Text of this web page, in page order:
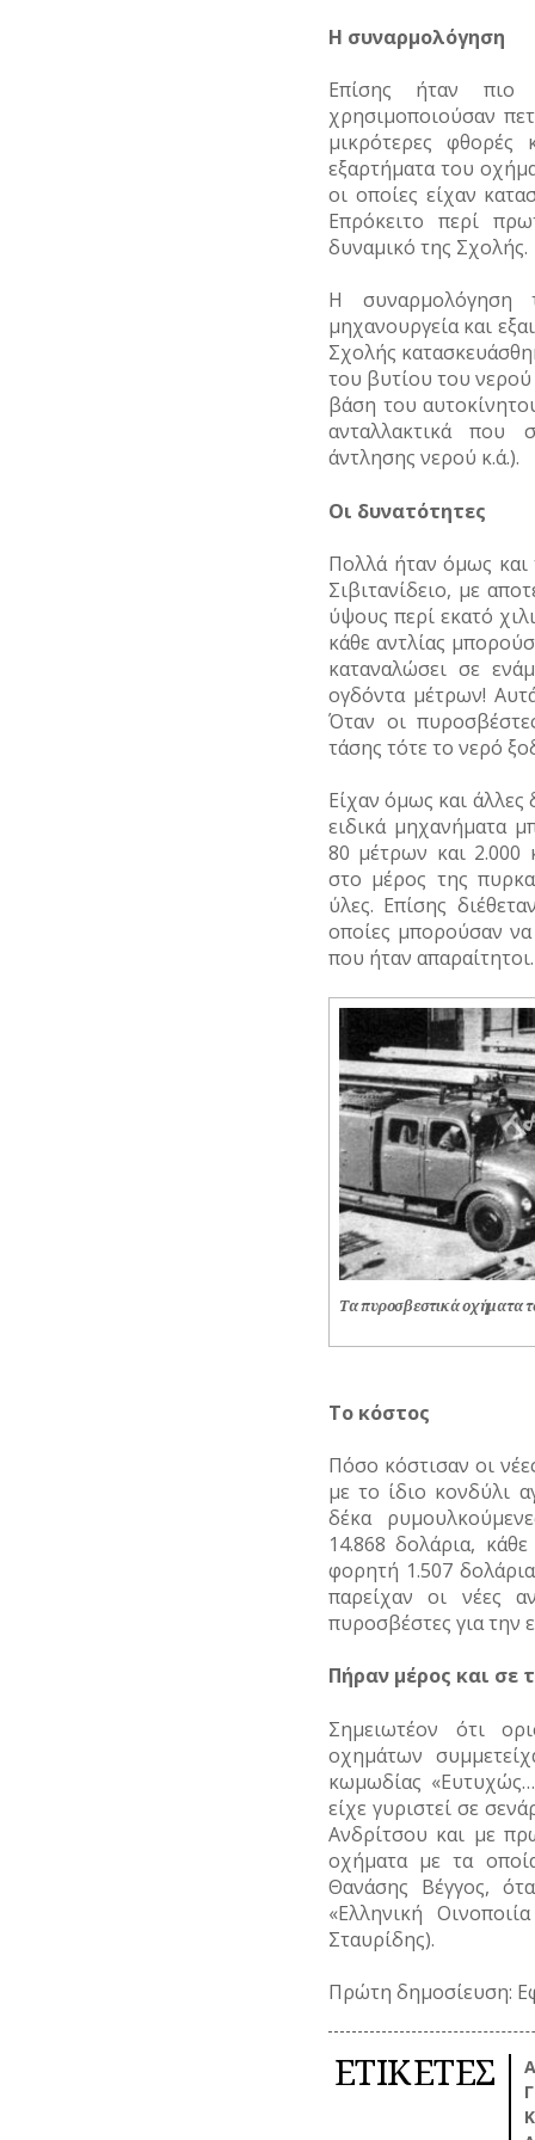
Η συναρμολόγηση
Επίσης ήταν πιο
χρησιμοποιούσαν
μικρότερες
εξαρτήματα του
οι οποίες είχαν
Επρόκειτο περί
δυναμικό της Σχολής.
Η συναρμολόγηση
μηχανουργεία και
Σχολής
του βυτίου του νερού
βάση του
ανταλλακτικά που
άντλησης νερού κ.ά.).
Οι δυνατότητες
Πολλά ήταν όμως και
Σιβιτανίδειο, με
ύψους περί εκατό
κάθε αντλίας
καταναλώσει σε
ογδόντα μέτρων!
Όταν οι
τάσης τότε το νερό
Είχαν όμως και άλλες
ειδικά μηχανήματα
80 μέτρων και 2.000
στο μέρος της
ύλες. Επίσης
οποίες μπορούσαν
που ήταν απαραίτητοι.
Τα πυροσβεστικά οχήματα
Το κόστος
Πόσο κόστισαν οι
με το ίδιο κονδύλι
δέκα
14.868 δολάρια,
φορητή 1.507
παρείχαν οι νέες
πυροσβέστες για την
Πήραν μέρος και σε
Σημειωτέον ότι
οχημάτων
κωμωδίας
είχε γυριστεί σε
Ανδρίτσου και με
οχήματα με τα
Θανάσης Βέγγος,
«Ελληνική
Σταυρίδης).
Πρώτη δημοσίευση:
ΕΤΙΚΕΤΕΣ